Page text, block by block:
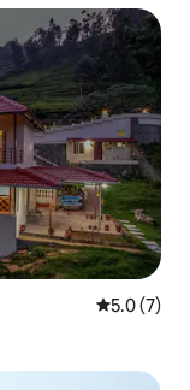
5 पैकी 5.0
5.0 (7)